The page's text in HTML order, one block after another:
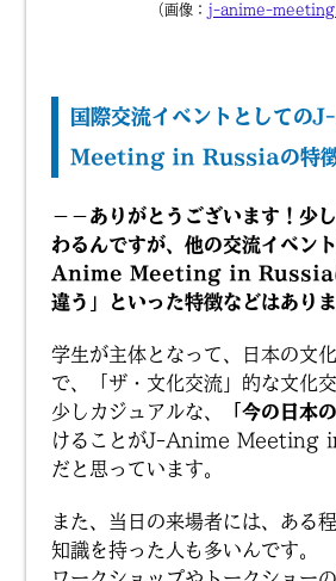
（画像： j-anime-
国際交流イベントとしての
Meeting in Russiaの特
－－ありがとうございます！少
わるんですが、他の交流イベン
Anime Meeting in Russiaは
違う」といった特徴などはあり
学生が主体となって、日本の文
で、「ザ・文化交流」的な文化
少しカジュアルな、
「今の日本
けることがJ-Anime Meeting
だと思っています。
また、当日の来場者には、ある
知識を持った人も多いんです。